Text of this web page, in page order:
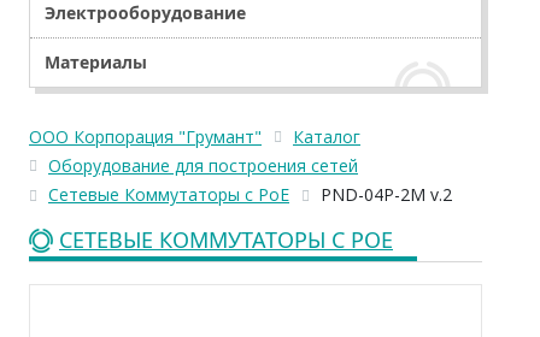
Электрооборудование
Материалы
ООО Корпорация "Грумант"
Каталог
Оборудование для построения сетей
Сетевые Коммутаторы с PoE
PND-04P-2M v.2
СЕТЕВЫЕ КОММУТАТОРЫ С POE